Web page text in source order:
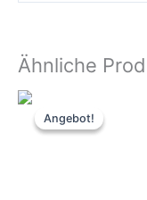
Ähnliche
Angebot!
Angebot!